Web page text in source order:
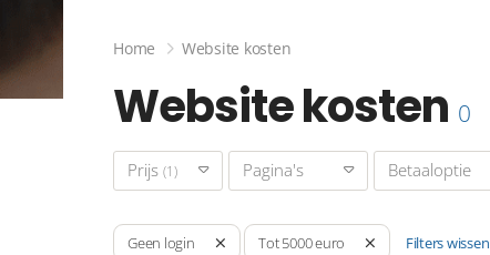
Home Website kosten
Website kosten 0
Prijs (1) Pagina's Betaaloptie
Geen login Tot 5000 euro Filters wissen